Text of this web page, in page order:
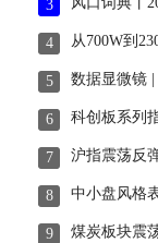
3
4 从700W到
5 数据显微镜
6 科创板系列
7 沪指震荡反
8 中小盘风格
9 煤炭板块震